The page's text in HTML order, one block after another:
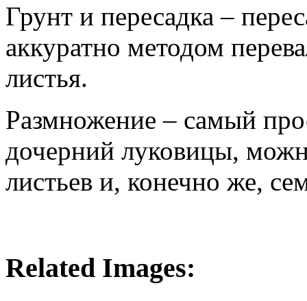
Грунт и пересадка –
аккуратно методом
листья.
Размножение – самый
дочерний луковицы,
листьев и, конечно же,
Related Images: